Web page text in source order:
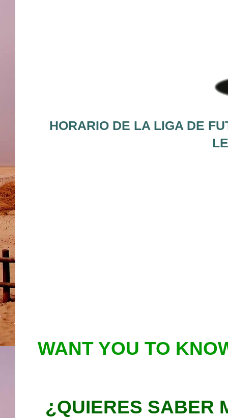
HORARIO DE LA LIGA DE
WANT YOU TO
¿QUIERES SABER